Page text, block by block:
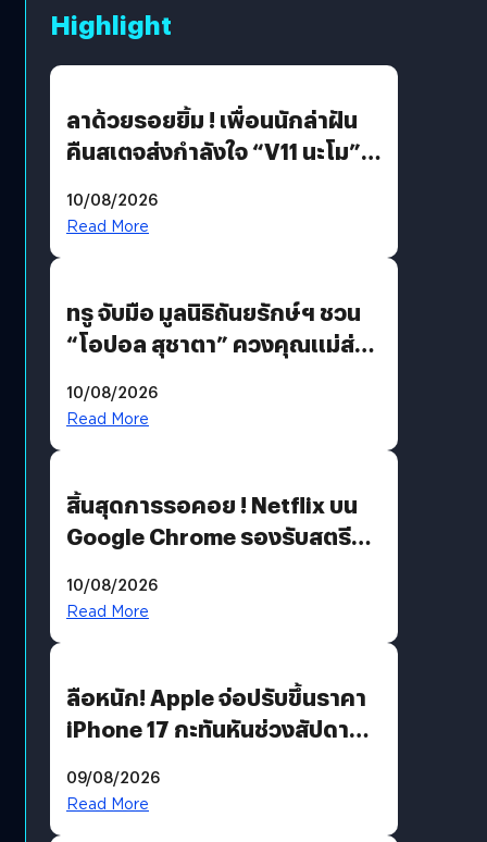
Highlight
ลาด้วยรอยยิ้ม ! เพื่อนนักล่าฝัน
คืนสเตจส่งกำลังใจ “V11 นะโม”
รักแน่นฮอลล์
10/08/2026
Read More
ทรู จับมือ มูลนิธิถันยรักษ์ฯ ชวน
“โอปอล สุชาตา” ควงคุณแม่ส่ง
เติมเต็มความหมายวันแม่ปีนี้
10/08/2026
Read More
สิ้นสุดการรอคอย ! Netflix บน
Google Chrome รองรับสตรีม
เงื่อนไขที่กำหนด
10/08/2026
Read More
ลือหนัก! Apple จ่อปรับขึ้นราคา
iPhone 17 กะทันหันช่วงสัปดาห์ที่
09/08/2026
Read More